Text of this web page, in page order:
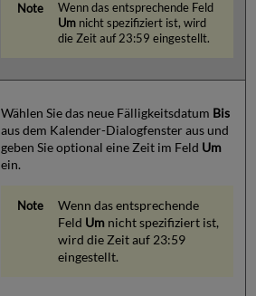
Wenn das entsprechende Feld
Umnicht spezifiziert ist, wird
die Zeit auf 23:59 eingestellt.
Wählen Sie das neue Fälligkeitsdatum Bis
aus dem Kalender-Dialogfenster aus und
geben Sie optional eine Zeit im Feld Um
ein.
Wenn das entsprechende
Feld Umnicht spezifiziert ist,
wird die Zeit auf 23:59
eingestellt.